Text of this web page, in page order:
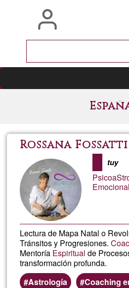
Rossana
tuy
Lectura de Mapa Natal o
Tránsitos y Progresiones.
Mentoría Espiritual de
transformación profunda.
Astrología
Coaching